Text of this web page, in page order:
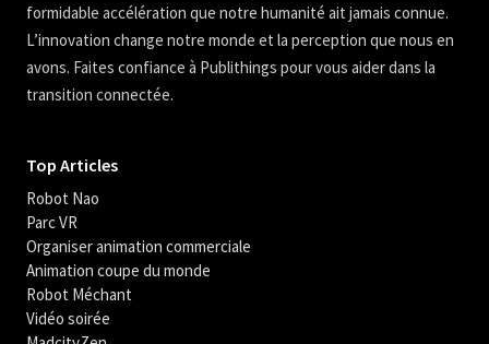
formidable accélération que notre humanité ait jamais connue.
L’innovation change notre monde et la perception que nous en
avons. Faites confiance à Publithings pour vous aider dans la
transition connectée.
Top Articles
Robot Nao
Parc VR
Organiser animation commerciale
Animation coupe du monde
Robot Méchant
Vidéo soirée